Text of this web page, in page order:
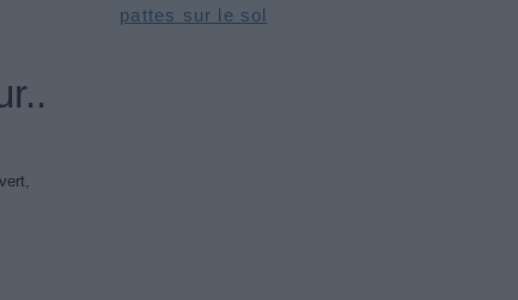
pattes sur le sol